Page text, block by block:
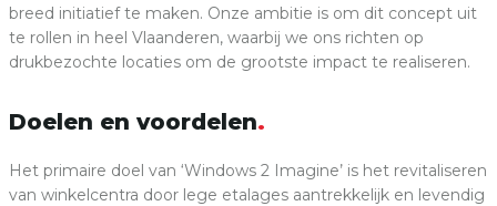
breed initiatief te maken. Onze ambitie is om dit concept uit
te rollen in heel Vlaanderen, waarbij we ons richten op
drukbezochte locaties om de grootste impact te realiseren.
Doelen en voordelen
Het primaire doel van ‘Windows 2 Imagine’ is het revitaliseren
van winkelcentra door lege etalages aantrekkelijk en levendig